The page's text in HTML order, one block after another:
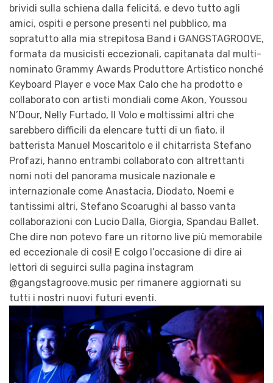
brividi sulla schiena dalla felicitá, e devo tutto agli
amici, ospiti e persone presenti nel pubblico, ma
sopratutto alla mia strepitosa Band i GANGSTAGROOVE,
formata da musicisti eccezionali, capitanata dal multi-
nominato Grammy Awards Produttore Artistico nonché
Keyboard Player e voce Max Calo che ha prodotto e
collaborato con artisti mondiali come Akon, Youssou
N’Dour, Nelly Furtado, Il Volo e moltissimi altri che
sarebbero difficili da elencare tutti di un fiato, il
batterista Manuel Moscaritolo e il chitarrista Stefano
Profazi, hanno entrambi collaborato con altrettanti
nomi noti del panorama musicale nazionale e
internazionale come Anastacia, Diodato, Noemi e
tantissimi altri, Stefano Scoarughi al basso vanta
collaborazioni con Lucio Dalla, Giorgia, Spandau Ballet.
Che dire non potevo fare un ritorno live più memorabile
ed eccezionale di cosi! E colgo l’occasione di dire ai
lettori di seguirci sulla pagina instagram
@gangstagroove.music per rimanere aggiornati su
tutti i nostri nuovi futuri eventi.